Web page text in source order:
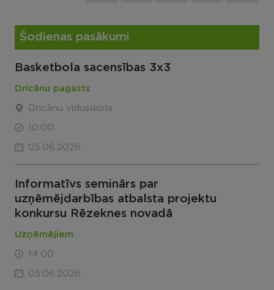
Šodienas pasākumi
Basketbola sacensības 3x3
Dricānu pagasts
Dricānu vidusskola
10:00
05.06.2026
Informatīvs seminārs par
uzņēmējdarbības atbalsta projektu
konkursu Rēzeknes novadā
Uzņēmējiem
14:00
05.06.2026